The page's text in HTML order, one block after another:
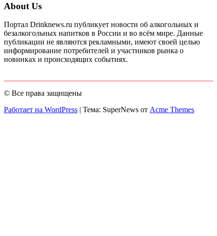
About Us
Портал Drinknews.ru публикует новости об алкогольных и
безалкогольных напитков в России и во всём мире. Данные
публикации не являются рекламными, имеют своей целью
информирование потребителей и участников рынка о
новинках и происходящих событиях.
© Все права защищены
Работает на WordPress
Тема: SuperNews от Acme Themes